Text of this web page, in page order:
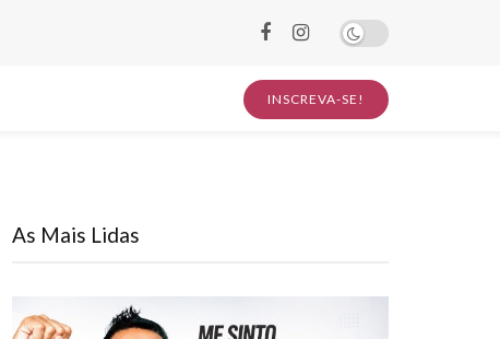
INSCREVA-SE!
As Mais Lidas